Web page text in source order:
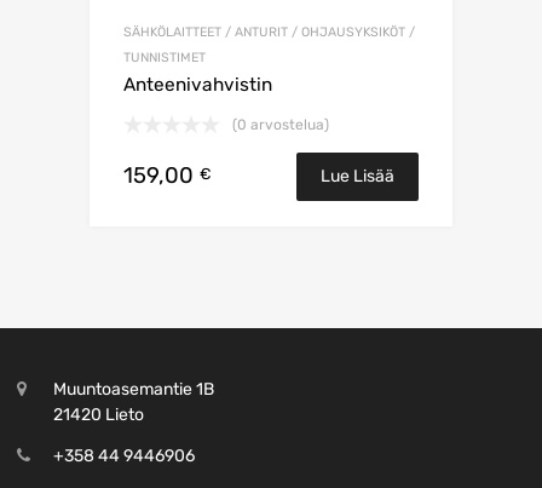
SÄHKÖLAITTEET / ANTURIT / OHJAUSYKSIKÖT /
TUNNISTIMET
Anteenivahvistin
(0 arvostelua)
159,00 € Lue Lisää
Muuntoasemantie 1B
21420 Lieto
+358 44 9446906